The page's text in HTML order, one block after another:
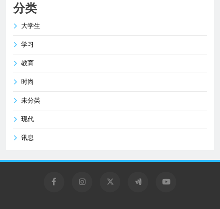
分类
大学生
学习
教育
时尚
未分类
现代
讯息